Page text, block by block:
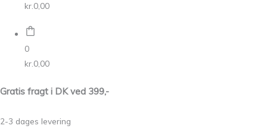
kr. 0,00
0
kr. 0,00
Gratis fragt i DK ved 399,-
2-3 dages levering